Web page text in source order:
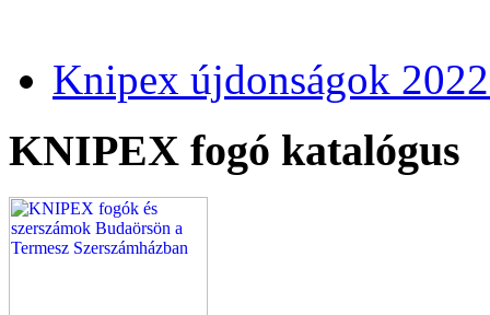
Knipex újdonságok
KNIPEX fogó katalógus